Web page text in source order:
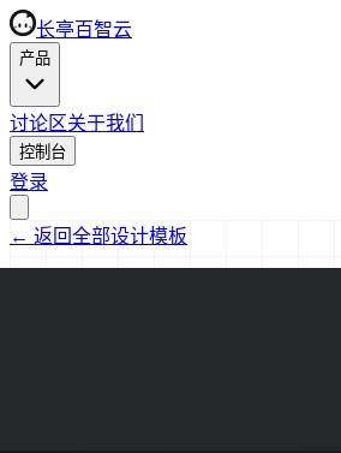
长亭百智云
产品
讨论区关于我们
控制台
登录
← 返回全部设计模板